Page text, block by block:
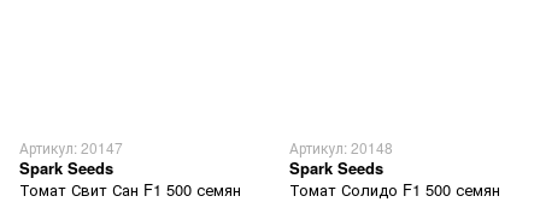
Артикул: 20147
Spark Seeds
Томат Свит Сан F1 500 семян
Артикул: 20148
Spark Seeds
Томат Солидо F1 500 семян